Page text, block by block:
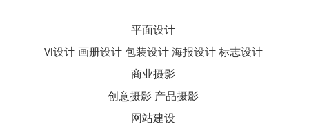
平面设计
Vi设计 画册设计 包装设计 海报设计 标志设计
商业摄影
创意摄影 产品摄影
网站建设